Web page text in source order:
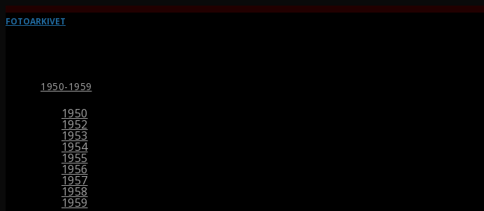
FOTOARKIVET
1950-1959
1950
1952
1953
1954
1955
1956
1957
1958
1959